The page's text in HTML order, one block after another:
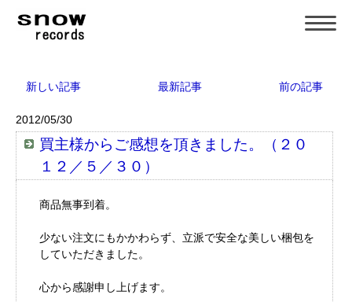
新しい記事 最新記事 前の記事
2012/05/30
買主様からご感想を頂きました。（２０
１２／５／３０）
商品無事到着。
少ない注文にもかかわらず、立派で安全な美しい梱包を
していただきました。
心から感謝申し上げます。